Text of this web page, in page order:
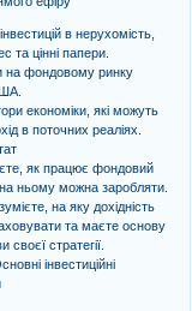
в нерухомість,
та цінні папери.
на фондовому ринку
економіки, які можуть
в поточних реаліях.
як працює фондовий
ньому можна заробляти.
на яку дохідність
та маєте основу
своєї стратегії.
інвестиційні